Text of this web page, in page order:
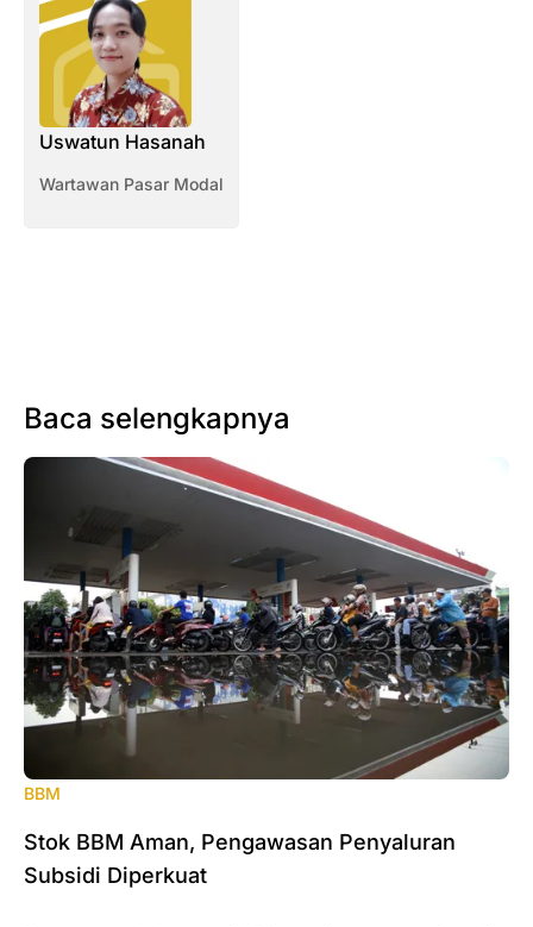
Uswatun Hasanah
Wartawan Pasar Modal
Baca selengkapnya
BBM
Stok BBM Aman, Pengawasan Penyaluran
Subsidi Diperkuat